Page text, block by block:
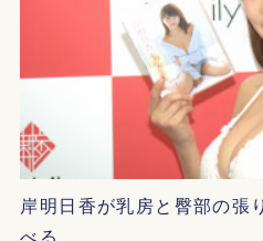
岸明日香が乳房と臀部の張
べる